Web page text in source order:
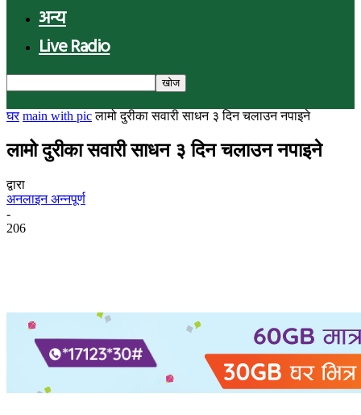
अन्य
Live Radio
घर main with pic लामो दुरीका सवारी साधन ३ दिन चलाउन नपाइने
लामो दुरीका सवारी साधन ३ दिन चलाउन नपाइने
द्वारा
अनलाइन अन्नपूर्ण
-
206